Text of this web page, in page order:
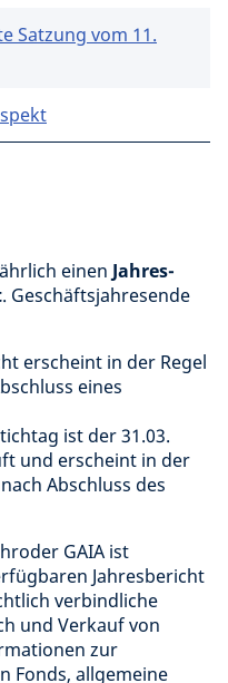
Satzung vom 11.
einen Jahres-
. Geschäftsjahresende
erscheint in der Regel
eines
ist der 31.03.
und erscheint in der
Abschluss des
GAIA ist
Jahresbericht
verbindliche
und Verkauf von
zur
Fonds, allgemeine